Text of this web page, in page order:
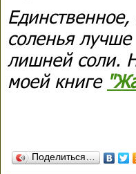
соленья
лишней соли.
моей книге
Поделиться…